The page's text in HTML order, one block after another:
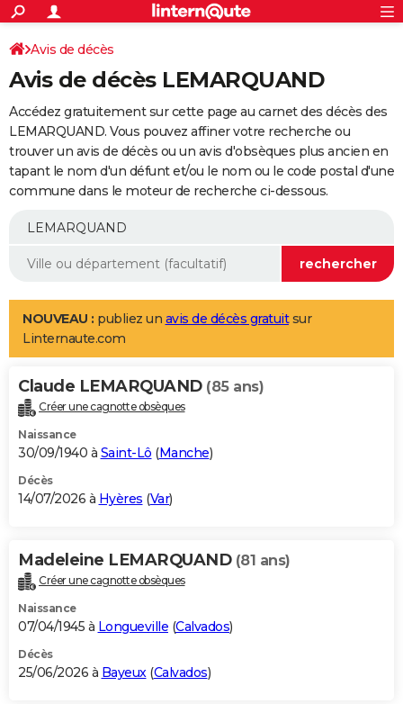
ACTUALITÉS
Politique
Société
Faits Divers
Education
Monde
Villes
+
SPORT
Coupe du monde 2026
Football
Tennis
Cyclisme
Rugby
Forum
Programme TV
TNTStreaming
Cinéma
Sorties cinéma
Musique
+FINANCE
Retraite
Epargne
Immobilier
Risques naturels par ville
Assurance
AUTO
Essais
Réserver un essai
Citadines
Berlines
SUV
Forum auto
+
Mobiles
Meilleur smartphone
Internet
Ordinateurs
Jeux vidéo
Guide high-tech
Aménagement intérieur
LIFESTYLE
Art de vivre
Bien-être
Loisirs
Mode
Modes de vie
Alimentation
Guide de la santé
Maladies
Médicaments
Sommeil
VOYAGE
Destinations
City break
Voyage nature
Voyage de noces
Forum
Climat
+PHOTO
GUIDES D'ACHAT
BONS PLANS
Carte de Noël
Carte Bonne année
Carte Saint-Valentin
Carte Pâques
Carte d'anniversaire
DICTIONNAIRE
Dictionnaire
Biographies
Citations
Expressions
Proverbes
PROGRAMME TV
S'inscrire
Se connecter
Lycées
Collèges
Primaires
Universités
Entreprises
Service militaire
Avis de recherche
AVIS DE DÉCÈS
Avis de décès
Avis de décès LEMARQUAND
Accédez gratuitement sur cette page au carnet des décès des
LEMARQUAND. Vous pouvez affiner votre recherche ou
trouver un avis de décès ou un avis d'obsèques plus ancien en
tapant le nom d'un défunt et/ou le nom ou le code postal d'une
commune dans le moteur de recherche ci-dessous.
NOUVEAU : publiez un avis de décès gratuitsur
Linternaute.com
Claude LEMARQUAND (85 ans)
Créer une cagnotte obsèques
Naissance
30/09/1940 à Saint-Lô (Manche)
Décès
14/07/2026 à Hyères (Var)
Madeleine LEMARQUAND (81 ans)
Créer une cagnotte obsèques
Naissance
07/04/1945 à Longueville (Calvados)
Décès
25/06/2026 à Bayeux(Calvados)